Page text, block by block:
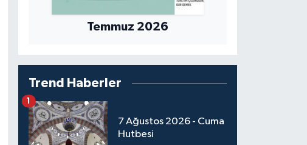
Temmuz 2026
Trend Haberler
7 Ağustos 2026 - Cuma
Hutbesi
1